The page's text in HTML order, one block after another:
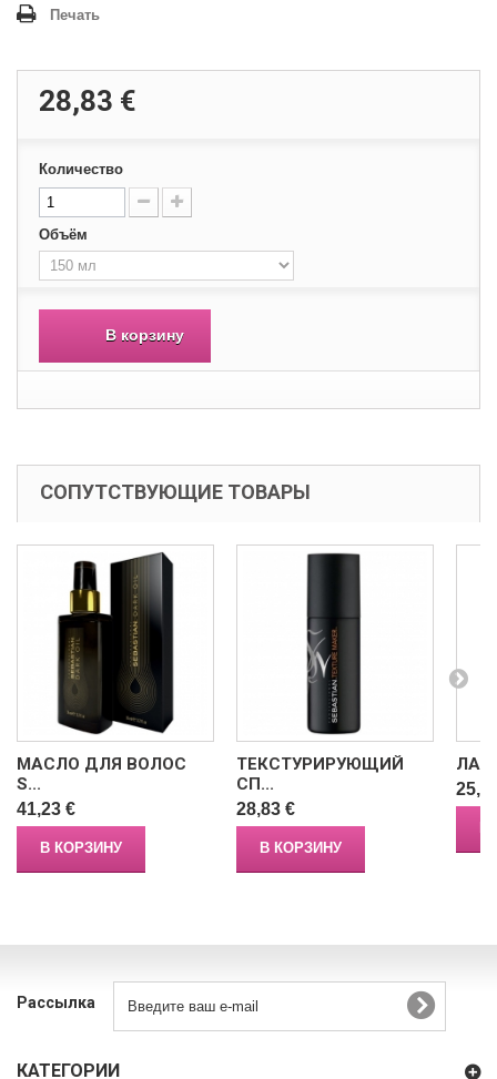
Печать
28,83 €
Количество
Объём
В корзину
СОПУТСТВУЮЩИЕ ТОВАРЫ
МАСЛО ДЛЯ ВОЛОС
S...
41,23 €
В КОРЗИНУ
ТЕКСТУРИРУЮЩИЙ
СП...
28,83 €
В КОРЗИНУ
ЛАК
Рассылка
КАТЕГОРИИ